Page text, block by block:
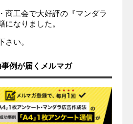
商工会で大好評の『マンダラ
になりました。
さい。
例が届くメルマガ